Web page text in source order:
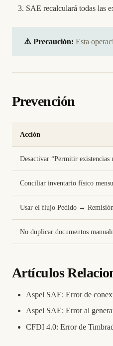
SAE recalculará todas las
⚠️ Precaución: Esta
Prevención
Acción
Desactivar “Permitir existencias
Conciliar inventario físico
Usar el flujo Pedido →
No duplicar documentos
Artículos
Aspel SAE: Error de
Aspel SAE: Error al
CFDI 4.0: Error de